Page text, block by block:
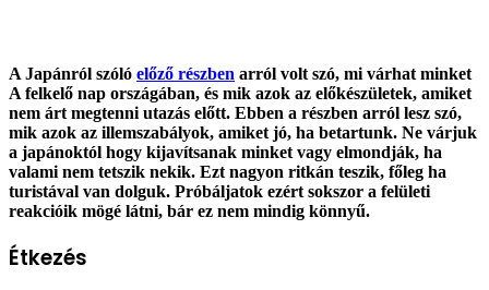
A Japánról szóló előző részben arról volt szó, mi várhat minket
A felkelő nap országában, és mik azok az előkészületek, amiket
nem árt megtenni utazás előtt. Ebben a részben arról lesz szó,
mik azok az illemszabályok, amiket jó, ha betartunk. Ne várjuk
a japánoktól hogy kijavítsanak minket vagy elmondják, ha
valami nem tetszik nekik. Ezt nagyon ritkán teszik, főleg ha
turistával van dolguk. Próbáljatok ezért sokszor a felületi
reakcióik mögé látni, bár ez nem mindig könnyű.
Étkezés